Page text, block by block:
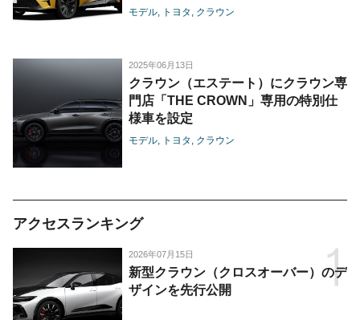
周年を記念した特別仕様車を設定
モデル トヨタ クラウン
2025年06月13日
クラウン（エステート）にクラウン専
門店「THE CROWN」専用の特別仕
様車を設定
モデル トヨタ クラウン
アクセスランキング
2026年07月15日
新型クラウン（クロスオーバー）のデ
ザインを先行公開